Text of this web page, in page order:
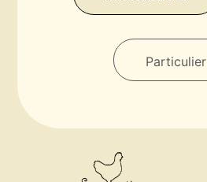
Particulier